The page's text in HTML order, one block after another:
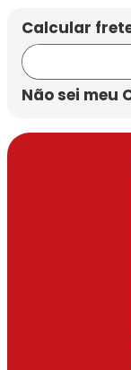
Totas
Não sei meu